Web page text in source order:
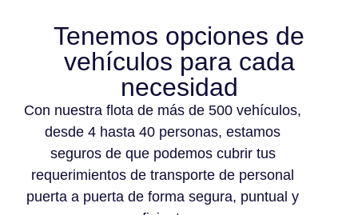
Tenemos opciones de
vehículos para cada
necesidad
Con nuestra flota de más de 500 vehículos,
desde 4 hasta 40 personas, estamos
seguros de que podemos cubrir tus
requerimientos de transporte de personal
puerta a puerta de forma segura, puntual y